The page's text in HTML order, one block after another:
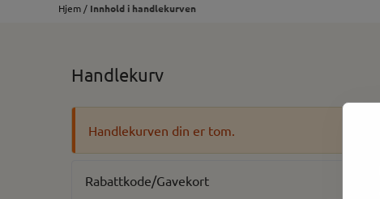
Hjem / Innhold i handlekurven
Handlekurv
Handlekurven din er tom.
Rabattkode/Gavekort